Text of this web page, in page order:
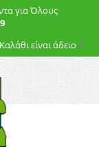
για Όλους
είναι άδειο